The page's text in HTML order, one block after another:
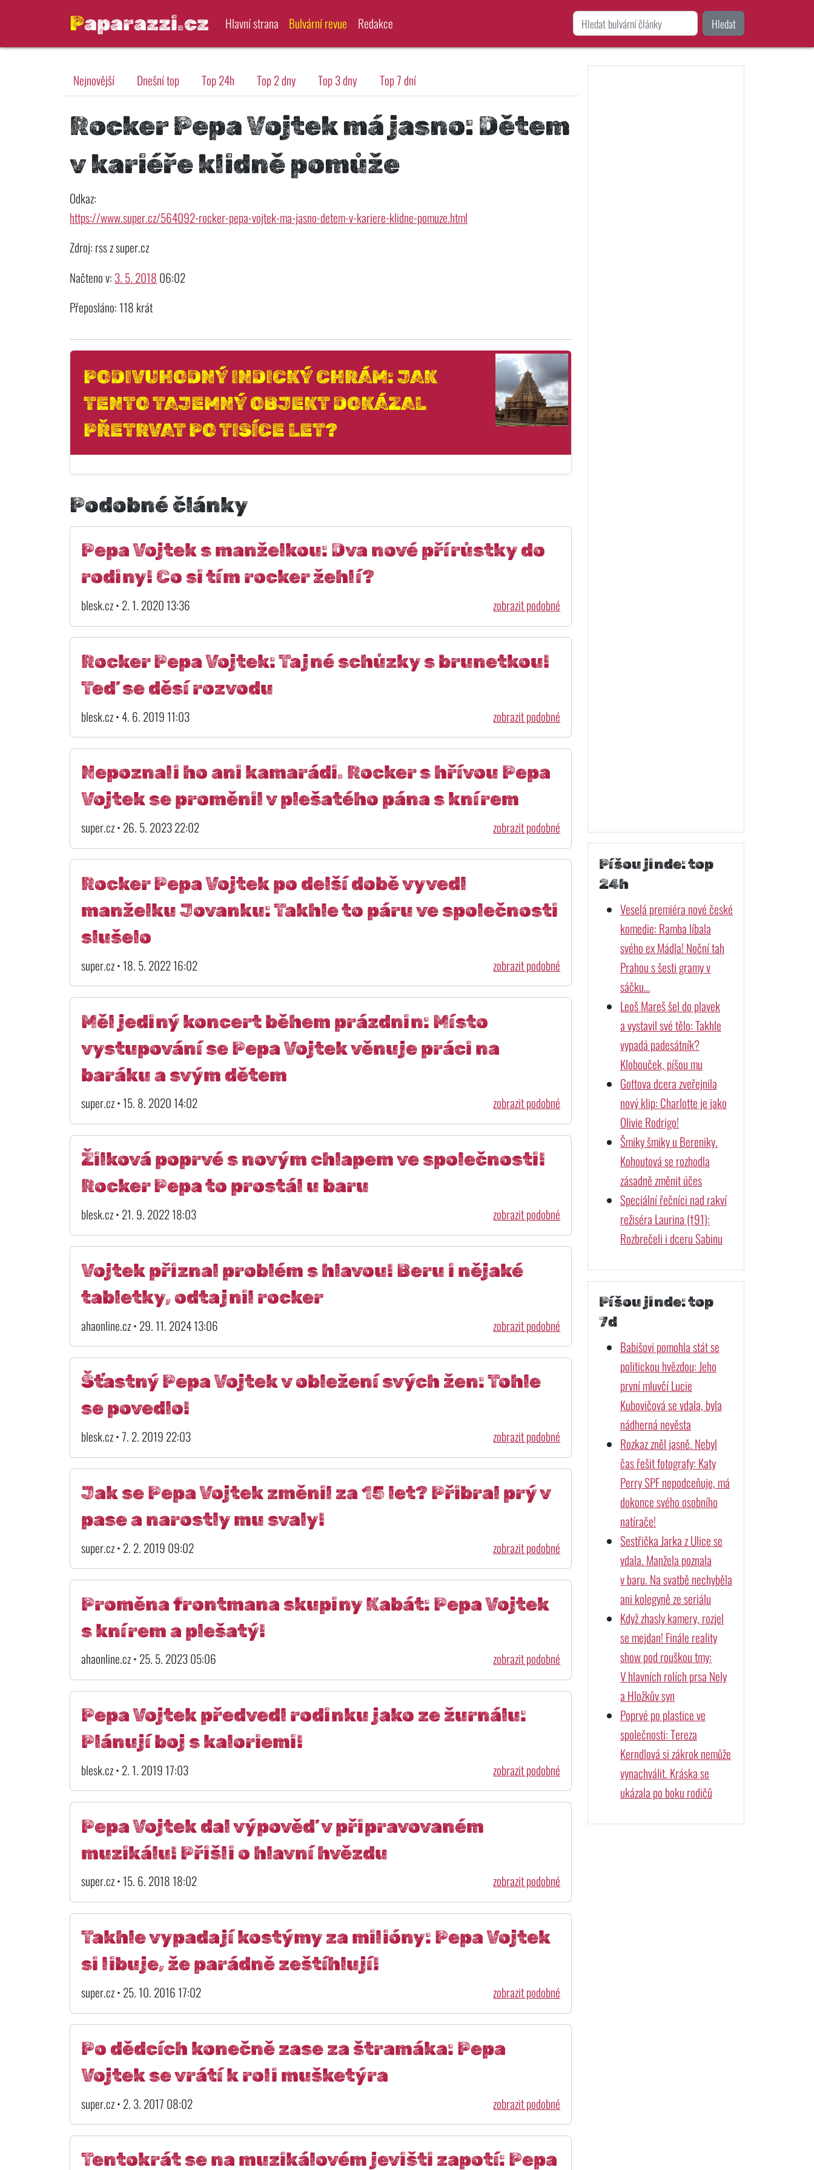
Paparazzi.cz Hlavní strana Bulvární revue Redakce Hledat
Nejnovější Dnešní top Top 24h Top 2 dny Top 3 dny Top 7 dní
Rocker Pepa Vojtek má jasno: Dětem
v kariéře klidně pomůže
Odkaz:
https://www.super.cz/564092-rocker-pepa-vojtek-ma-jasno-detem-v-kariere-klidne-pomuze.html
Zdroj: rss z super.cz
Načteno v: 3. 5. 2018 06:02
Přeposláno: 118 krát
PODIVUHODNÝ INDICKÝ CHRÁM: JAK
TENTO TAJEMNÝ OBJEKT DOKÁZAL
PŘETRVAT PO TISÍCE LET?
Podobné články
Pepa Vojtek s manželkou: Dva nové přírůstky do
rodiny! Co si tím rocker žehlí?
blesk.cz • 2. 1. 2020 13:36 zobrazit podobné
Rocker Pepa Vojtek: Tajné schůzky s brunetkou!
Teď se děsí rozvodu
blesk.cz • 4. 6. 2019 11:03 zobrazit podobné
Nepoznali ho ani kamarádi. Rocker s hřívou Pepa
Vojtek se proměnil v plešatého pána s knírem
super.cz • 26. 5. 2023 22:02 zobrazit podobné
Rocker Pepa Vojtek po delší době vyvedl
manželku Jovanku: Takhle to páru ve společnosti
slušelo
super.cz • 18. 5. 2022 16:02 zobrazit podobné
Měl jediný koncert během prázdnin: Místo
vystupování se Pepa Vojtek věnuje práci na
baráku a svým dětem
super.cz • 15. 8. 2020 14:02 zobrazit podobné
Žilková poprvé s novým chlapem ve společnosti!
Rocker Pepa to prostál u baru
blesk.cz • 21. 9. 2022 18:03 zobrazit podobné
Vojtek přiznal problém s hlavou! Beru i nějaké
tabletky, odtajnil rocker
ahaonline.cz • 29. 11. 2024 13:06 zobrazit podobné
Šťastný Pepa Vojtek v obležení svých žen: Tohle
se povedlo!
blesk.cz • 7. 2. 2019 22:03 zobrazit podobné
Jak se Pepa Vojtek změnil za 15 let? Přibral prý v
pase a narostly mu svaly!
super.cz • 2. 2. 2019 09:02 zobrazit podobné
Proměna frontmana skupiny Kabát: Pepa Vojtek
s knírem a plešatý!
ahaonline.cz • 25. 5. 2023 05:06 zobrazit podobné
Pepa Vojtek předvedl rodinku jako ze žurnálu:
Plánují boj s kaloriemi!
blesk.cz • 2. 1. 2019 17:03 zobrazit podobné
Pepa Vojtek dal výpověď v připravovaném
muzikálu! Přišli o hlavní hvězdu
super.cz • 15. 6. 2018 18:02 zobrazit podobné
Takhle vypadají kostýmy za milióny: Pepa Vojtek
si libuje, že parádně zeštíhlují!
super.cz • 25. 10. 2016 17:02 zobrazit podobné
Po dědcích konečně zase za štramáka: Pepa
Vojtek se vrátí k roli mušketýra
super.cz • 2. 3. 2017 08:02 zobrazit podobné
Tentokrát se na muzikálovém jevišti zapotí: Pepa
Píšou jinde: top
24h
Veselá premiéra nové české
komedie: Ramba líbala
svého ex Mádla! Noční tah
Prahou s šesti gramy v
sáčku…
Leoš Mareš šel do plavek
a vystavil své tělo: Takhle
vypadá padesátník?
Klobouček, píšou mu
Gottova dcera zveřejnila
nový klip: Charlotte je jako
Olivie Rodrigo!
Šmiky šmiky u Bereniky.
Kohoutová se rozhodla
zásadně změnit účes
Speciální řečníci nad rakví
režiséra Laurina (†91):
Rozbrečeli i dceru Sabinu
Píšou jinde: top
7d
Babišovi pomohla stát se
politickou hvězdou: Jeho
první mluvčí Lucie
Kubovičová se vdala, byla
nádherná nevěsta
Rozkaz zněl jasně. Nebyl
čas řešit fotografy: Katy
Perry SPF nepodceňuje, má
dokonce svého osobního
natírače!
Sestřička Jarka z Ulice se
vdala. Manžela poznala
v baru. Na svatbě nechyběla
ani kolegyně ze seriálu
Když zhasly kamery, rozjel
se mejdan! Finále reality
show pod rouškou tmy:
V hlavních rolích prsa Nely
a Hložkův syn
Poprvé po plastice ve
společnosti: Tereza
Kerndlová si zákrok nemůže
vynachválit. Kráska se
ukázala po boku rodičů